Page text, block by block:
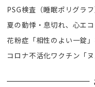
PSG検査（睡眠ポリグラ
夏の動悸・息切れ、心エ
花粉症「相性のよい一錠
コロナ不活化ワクチン「